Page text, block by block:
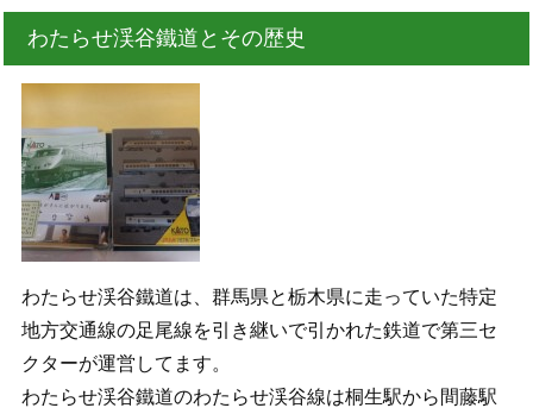
わたらせ渓谷鐵道とその歴史
わたらせ渓谷鐵道は、群馬県と栃木県に走っていた特定
地方交通線の足尾線を引き継いで引かれた鉄道で第三セ
クターが運営してます。
わたらせ渓谷鐵道のわたらせ渓谷線は桐生駅から間藤駅